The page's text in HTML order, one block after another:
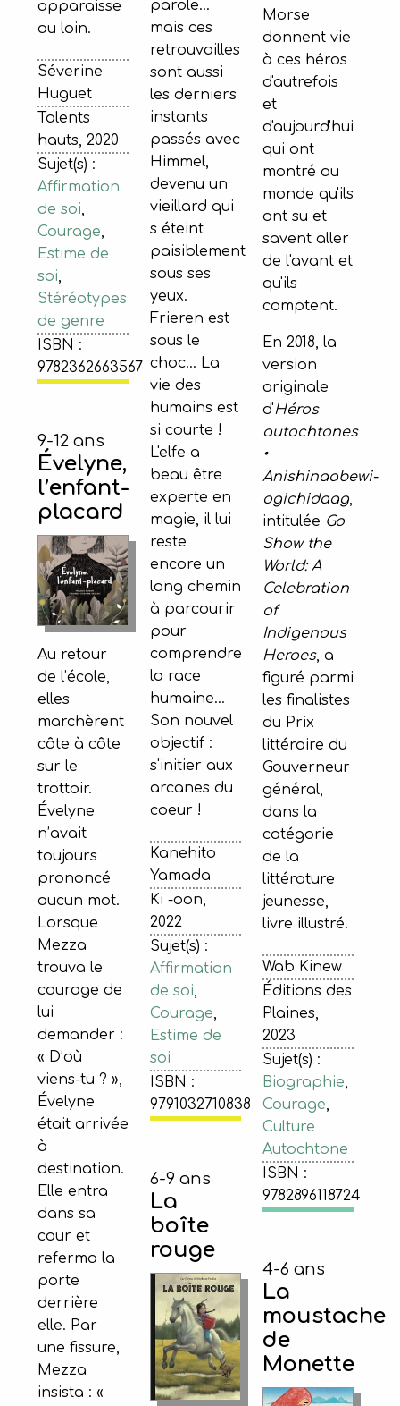
apparaisse
au loin.
Séverine
Huguet
Talents
hauts, 2020
Sujet(s) :
Affirmation
de soi,
Courage,
Estime de
soi,
Stéréotypes
de genre
ISBN :
9782362663567
9-12 ans
Évelyne,
l’enfant-
placard
Au retour
de l’école,
elles
marchèrent
côte à côte
sur le
trottoir.
Évelyne
n’avait
toujours
prononcé
aucun mot.
Lorsque
Mezza
trouva le
courage de
lui
demander :
« D’où
viens-tu ? »,
Évelyne
était arrivée
à
destination.
Elle entra
dans sa
cour et
referma la
porte
derrière
elle. Par
une fissure,
Mezza
insista : «
parole...
mais ces
retrouvailles
sont aussi
les derniers
instants
passés avec
Himmel,
devenu un
vieillard qui
s éteint
paisiblement
sous ses
yeux.
Frieren est
sous le
choc... La
vie des
humains est
si courte !
L'elfe a
beau être
experte en
magie, il lui
reste
encore un
long chemin
à parcourir
pour
comprendre
la race
humaine...
Son nouvel
objectif :
s'initier aux
arcanes du
coeur !
Kanehito
Yamada
Ki -oon,
2022
Sujet(s) :
Affirmation
de soi,
Courage,
Estime de
soi
ISBN :
9791032710838
Morse
donnent vie
à ces héros
d'autrefois
et
d'aujourd'hui
qui ont
montré au
monde qu'ils
ont su et
savent aller
de l'avant et
qu'ils
comptent.
En 2018, la
version
originale
d'Héros
autochtones
•
Anishinaabewi-
ogichidaag,
intitulée Go
Show the
World: A
Celebration
of
Indigenous
Heroes, a
figuré parmi
les finalistes
du Prix
littéraire du
Gouverneur
général,
dans la
catégorie
de la
littérature
jeunesse,
livre illustré.
Wab Kinew
Éditions des
Plaines,
2023
Sujet(s) :
Biographie,
Courage,
Culture
Autochtone
ISBN :
9782896118724
6-9 ans
La
boîte
rouge
4-6 ans
La
moustache
de
Monette